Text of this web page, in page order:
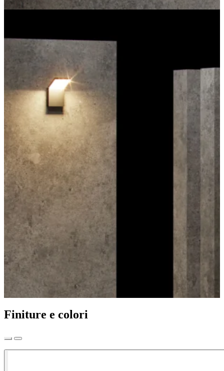
Finiture e colori